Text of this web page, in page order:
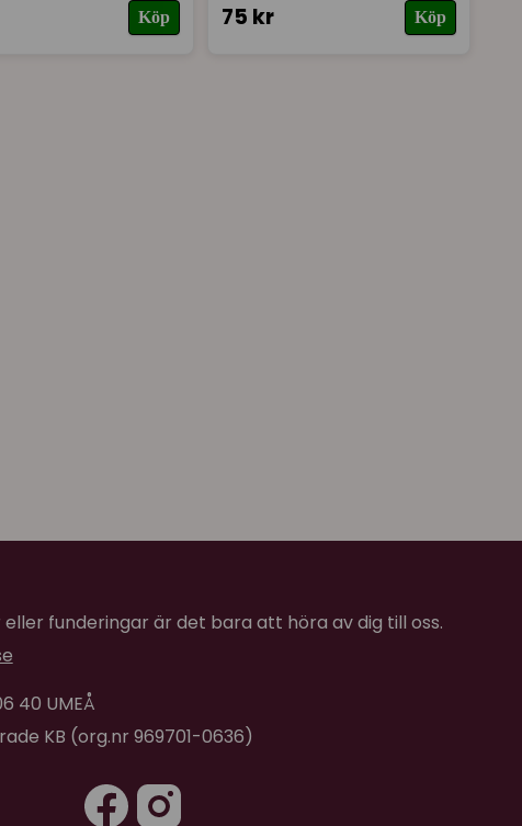
Köp 75 kr Köp
funderingar är det bara att höra av dig till oss.
40 UMEÅ
KB (org.nr 969701-0636)